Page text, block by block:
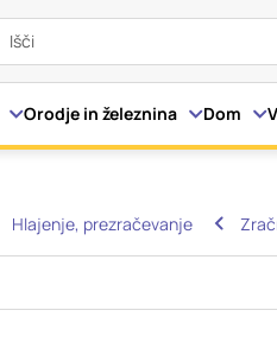
Orodje in železnina Dom
Hlajenje, prezračevanje
Nastavitve
Ko obiščete katero
pa skrbijo, da vaše
razkrivajo